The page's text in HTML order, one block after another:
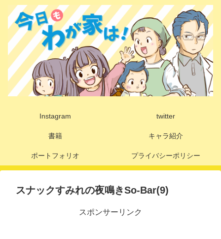
Instagram twitter
書籍 キャラ紹介
ポートフォリオ プライバシーポリシー
スナックすみれの夜鳴きSo-Bar(9)
スポンサーリンク